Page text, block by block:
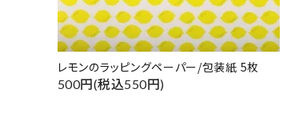
レモンのラッピングペーパー/包装紙 5枚
500円(税込550円)